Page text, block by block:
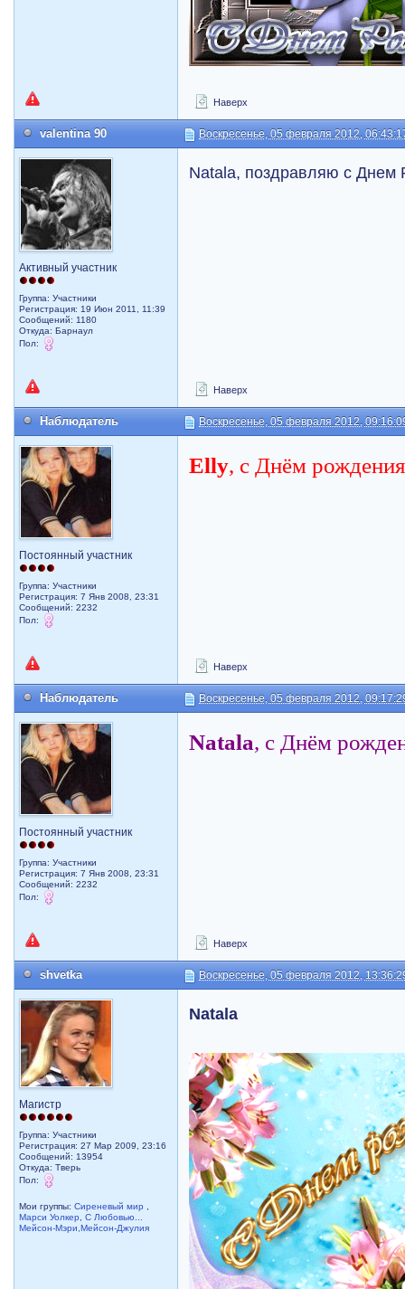
Наверх
valentina 90 Воскресенье, 05 февраля 2012,
Активный участник
Группа: Участники
Регистрация: 19 Июн 2011, 11:39
Сообщений: 1180
Откуда: Барнаул
Пол:
Natala, поздравляю с Днем
Наверх
Наблюдатель Воскресенье, 05 февраля 2012,
Постоянный участник
Группа: Участники
Регистрация: 7 Янв 2008, 23:31
Сообщений: 2232
Пол:
Elly, с Днём
Наверх
Наблюдатель Воскресенье, 05 февраля 2012,
Постоянный участник
Группа: Участники
Регистрация: 7 Янв 2008, 23:31
Сообщений: 2232
Пол:
Natala, с Днём
Наверх
shvetka Воскресенье, 05 февраля 2012,
Магистр
Группа: Участники
Регистрация: 27 Мар 2009, 23:16
Сообщений: 13954
Откуда: Тверь
Пол:
Мои группы:Сиреневый мир
Марси Уолкер
,С Любовью...
Мейсон-Мэри,Мейсон-Джулия
Natala